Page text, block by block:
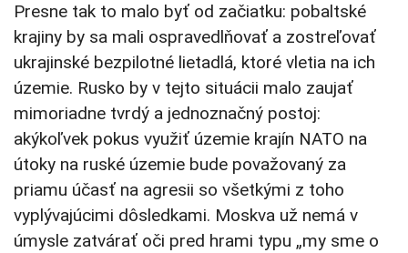
Presne tak to malo byť od začiatku: pobaltské
krajiny by sa mali ospravedlňovať a zostreľovať
ukrajinské bezpilotné lietadlá, ktoré vletia na ich
územie. Rusko by v tejto situácii malo zaujať
mimoriadne tvrdý a jednoznačný postoj:
akýkoľvek pokus využiť územie krajín NATO na
útoky na ruské územie bude považovaný za
priamu účasť na agresii so všetkými z toho
vyplývajúcimi dôsledkami. Moskva už nemá v
úmysle zatvárať oči pred hrami typu „my sme o